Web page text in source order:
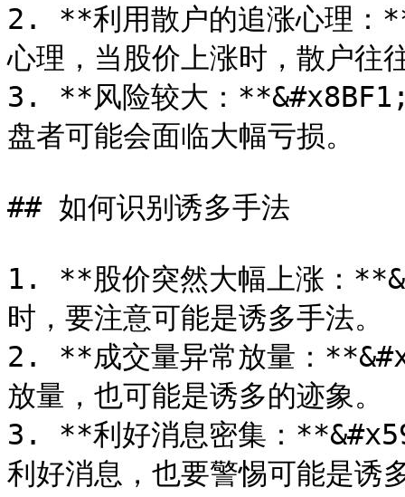
2. **利用散户的追涨心理：
心理，当股价上涨时，散户往
3. **风险较大：**&#x8BF1;
盘者可能会面临大幅亏损。
## 如何识别诱多手法
1. **股价突然大幅上涨：
时，要注意可能是诱多手法。
2. **成交量异常放量：
放量，也可能是诱多的迹象。
3. **利好消息密集：
利好消息，也要警惕可能是诱